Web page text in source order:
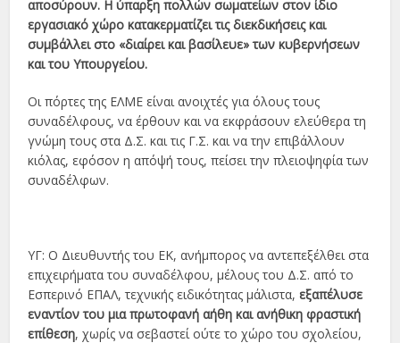
αποσύρουν. Η ύπαρξη πολλών σωματείων στον ίδιο
εργασιακό χώρο κατακερματίζει τις διεκδικήσεις και
συμβάλλει στο «διαίρει και βασίλευε» των κυβερνήσεων
και του Υπουργείου.
Οι πόρτες της ΕΛΜΕ είναι ανοιχτές για όλους τους
συναδέλφους, να έρθουν και να εκφράσουν ελεύθερα τη
γνώμη τους στα Δ.Σ. και τις Γ.Σ. και να την επιβάλλουν
κιόλας, εφόσον η απόψή τους, πείσει την πλειοψηφία των
συναδέλφων.
ΥΓ: Ο Διευθυντής του ΕΚ, ανήμπορος να αντεπεξέλθει στα
επιχειρήματα του συναδέλφου, μέλους του Δ.Σ. από το
Εσπερινό ΕΠΑΛ, τεχνικής ειδικότητας μάλιστα,εξαπέλυσε
εναντίον του μια πρωτοφανή αήθη και ανήθικη φραστική
επίθεση, χωρίς να σεβαστεί ούτε το χώρο του σχολείου,